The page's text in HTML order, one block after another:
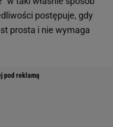
postępuje, gdy
prosta i nie wymaga